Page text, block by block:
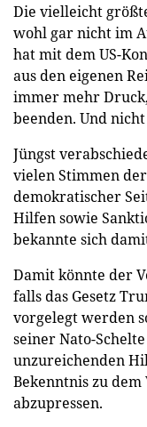
Die vielleicht
wohl gar nicht im
hat mit dem US-
aus den eigenen
immer mehr
beenden. Und
Jüngst
vielen Stimmen
demokratischer
Hilfen sowie
bekannte sich
Damit könnte der
falls das Gesetz
vorgelegt werden
seiner Nato-
unzureichenden
Bekenntnis zu
abzupressen.